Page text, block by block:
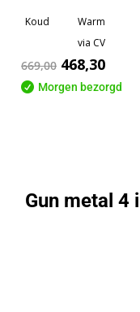
Koud
Warm
via CV
669,00 468,30
 Morgen bezorgd
Gun metal 4